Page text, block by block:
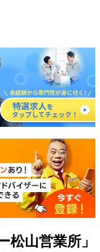
松山営業所」